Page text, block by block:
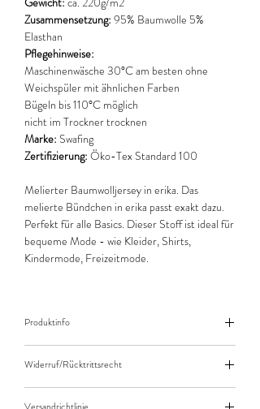
Zusammensetzung: 95% Baumwolle 5%
Elasthan
Pflegehinweise:
Maschinenwäsche 30°C am besten ohne
Weichspüler mit ähnlichen Farben
Bügeln bis 110°C möglich
nicht im Trockner trocknen
Marke: Swafing
Zertifizierung: Öko-Tex Standard 100
Melierter Baumwolljersey in erika. Das
melierte Bündchen in erika passt exakt dazu.
Perfekt für alle Basics. Dieser Stoff ist ideal für
bequeme Mode - wie Kleider, Shirts,
Kindermode, Freizeitmode.
Produktinfo
10cm (0,1m) Länge des Stoffes.
Bei einer Bestellung von zB. 50cm (0,5m)
daher bitte Anzahl 5 eingeben.
Widerruf/Rücktrittsrecht